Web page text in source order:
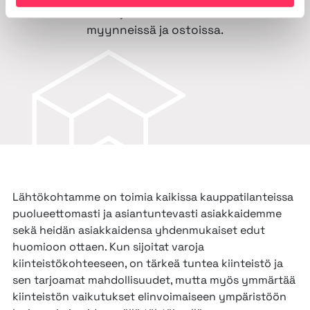
neuvonantajana kiinteistökohteiden
myynneissä ja ostoissa.
Lähtökohtamme on toimia kaikissa kauppatilanteissa
puolueettomasti ja asiantuntevasti asiakkaidemme
sekä heidän asiakkaidensa yhdenmukaiset edut
huomioon ottaen. Kun sijoitat varoja
kiinteistökohteeseen, on tärkeä tuntea kiinteistö ja
sen tarjoamat mahdollisuudet, mutta myös ymmärtää
kiinteistön vaikutukset elinvoimaiseen ympäristöön